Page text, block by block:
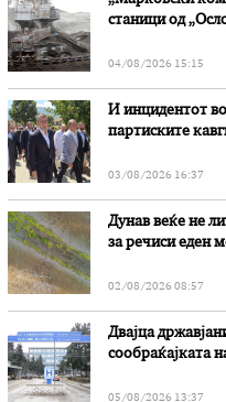
станици од
04/08/2026 15:15
И инцидентот
партиските
03/08/2026 16:37
Дунав веќе не
за речиси еден
02/08/2026 08:57
Двајца
сообраќајката
05/08/2026 13:37